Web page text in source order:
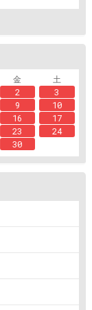
金
土
2
3
9
10
16
17
23
24
30